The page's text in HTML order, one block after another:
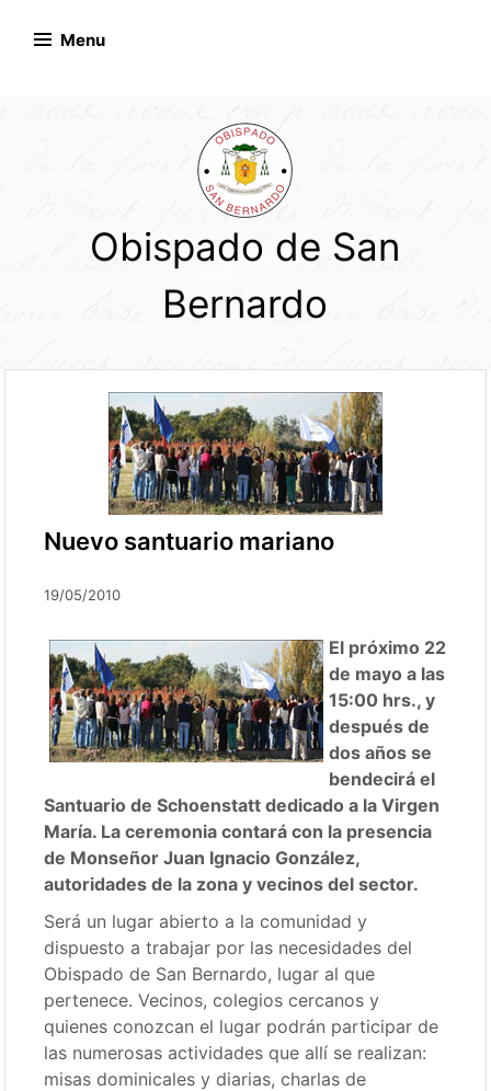
Menu
Obispado de San
Bernardo
Nuevo santuario mariano
19/05/2010
El próximo 22
de mayo a las
15:00 hrs., y
después de
dos años se
bendecirá el
Santuario de Schoenstatt dedicado a la Virgen
María. La ceremonia contará con la presencia
de Monseñor Juan Ignacio González,
autoridades de la zona y vecinos del sector.
Será un lugar abierto a la comunidad y
dispuesto a trabajar por las necesidades del
Obispado de San Bernardo, lugar al que
pertenece. Vecinos, colegios cercanos y
quienes conozcan el lugar podrán participar de
las numerosas actividades que allí se realizan:
misas dominicales y diarias, charlas de